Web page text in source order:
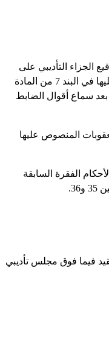
الجزاء التأديبي على
الضابط عند ارتكاب الجريمة المنصوص عليها في البند 7 من المادة
سماع أقوال الضابط
المنصوص عليها
الفقرة السابقة
فيما فوق مجلس تأديبي